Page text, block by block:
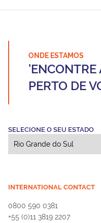
ONDE ESTAMOS
'ENCONTRE
PERTO DE
SELECIONE O SEU ESTADO
INTERNATIONAL CONTACT
0800 590 0381
+55 (0)11 3819 2207